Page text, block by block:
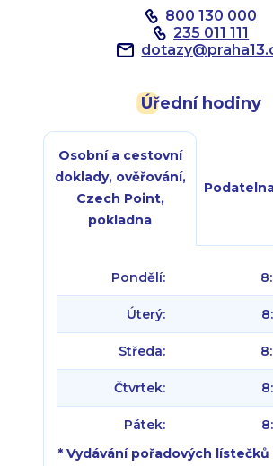
800 130 000
235 011 111
dotazy@
Úřední hodiny
Osobní a cestovní
doklady, ověřování,
Czech Point,
pokladna
Pondělí:
Úterý:
Středa:
Čtvrtek:
Pátek:
* Vydávání pořadových